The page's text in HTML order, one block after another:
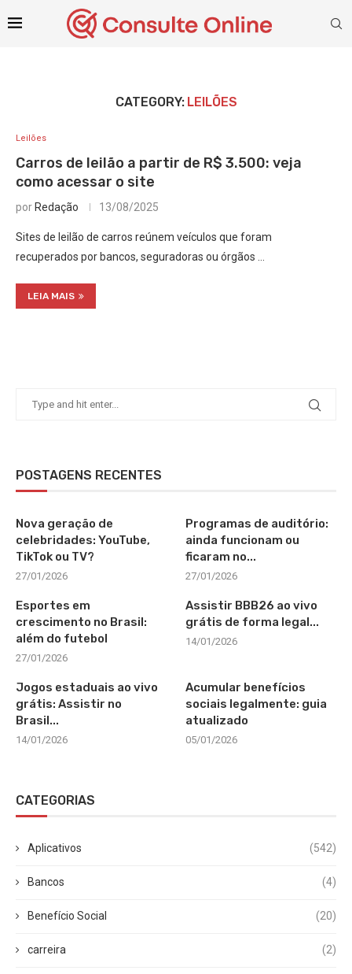
CATEGORY: LEILÕES
Leilões
Carros de leilão a partir de R$ 3.500: veja
como acessar o site
por Redação 13/08/2025
Sites de leilão de carros reúnem veículos que foram
recuperados por bancos, seguradoras ou órgãos …
LEIA MAIS
POSTAGENS RECENTES
Nova geração de
celebridades: YouTube,
TikTok ou TV?
27/01/2026
Programas de auditório:
ainda funcionam ou
ficaram no...
27/01/2026
Esportes em
crescimento no Brasil:
além do futebol
27/01/2026
Assistir BBB26 ao vivo
grátis de forma legal...
14/01/2026
Jogos estaduais ao vivo
grátis: Assistir no
Brasil...
14/01/2026
Acumular benefícios
sociais legalmente: guia
atualizado
05/01/2026
CATEGORIAS
Aplicativos (542)
Bancos (4)
Benefício Social (20)
carreira (2)